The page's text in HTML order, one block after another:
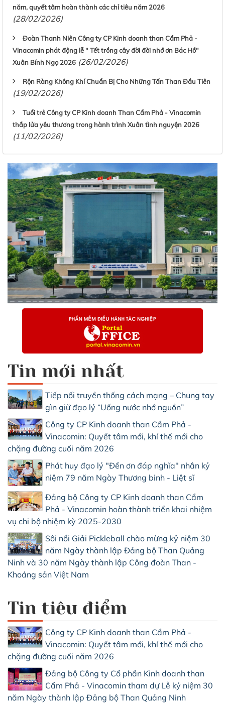
năm, quyết tâm hoàn thành các chỉ tiêu năm 2026
(28/02/2026)
Đoàn Thanh Niên Công ty CP Kinh doanh than Cẩm Phả -
Vinacomin phát động lễ " Tết trồng cây đời đời nhớ ơn Bác Hồ"
Xuân Bính Ngọ 2026 (26/02/2026)
Rộn Ràng Không Khí Chuẩn Bị Cho Những Tấn Than Đầu Tiên
(19/02/2026)
Tuổi trẻ Công ty CP Kinh doanh Than Cẩm Phả - Vinacomin
thắp lửa yêu thương trong hành trình Xuân tình nguyện 2026
(11/02/2026)
Tin mới nhất
Tiếp nối truyền thống cách mạng – Chung tay
gìn giữ đạo lý “Uống nước nhớ nguồn”
Công ty CP Kinh doanh than Cẩm Phả -
Vinacomin: Quyết tâm mới, khí thế mới cho
chặng đường cuối năm 2026
Phát huy đạo lý "Đền ơn đáp nghĩa" nhân kỷ
niệm 79 năm Ngày Thương binh - Liệt sĩ
Đảng bộ Công ty CP Kinh doanh than Cẩm
Phả - Vinacomin hoàn thành triển khai nhiệm
vụ chi bộ nhiệm kỳ 2025-2030
Sôi nổi Giải Pickleball chào mừng kỷ niệm 30
năm Ngày thành lập Đảng bộ Than Quảng
Ninh và 30 năm Ngày thành lập Công đoàn Than -
Khoáng sản Việt Nam
Tin tiêu điểm
Công ty CP Kinh doanh than Cẩm Phả -
Vinacomin: Quyết tâm mới, khí thế mới cho
chặng đường cuối năm 2026
Đảng bộ Công ty Cổ phần Kinh doanh than
Cẩm Phả - Vinacomin tham dự Lễ kỷ niệm 30
năm Ngày thành lập Đảng bộ Than Quảng Ninh